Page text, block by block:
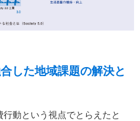
した地域課題の解決と
動という視点でとらえたと